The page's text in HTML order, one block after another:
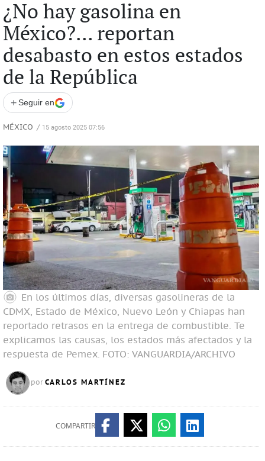
¿No hay gasolina en
México?... reportan
desabasto en estos estados
de la República
+ Seguir en
MÉXICO / 15 agosto 2025 07:56
En los últimos días, diversas gasolineras de la
CDMX, Estado de México, Nuevo León y Chiapas han
reportado retrasos en la entrega de combustible. Te
explicamos las causas, los estados más afectados y la
respuesta de Pemex. FOTO: VANGUARDIA/ARCHIVO
por CARLOS MARTÍNEZ
COMPARTIR